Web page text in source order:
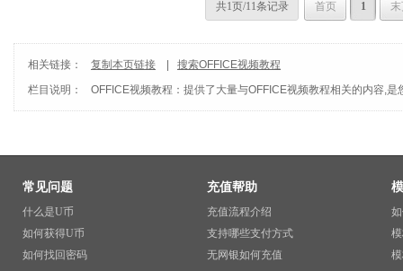
共1页/11条记录 首页 1 末
相关链接： 复制本页链接
搜索OFFICE视频教程
栏目说明：
OFFICE视频教程 ：提供了大量与OFFICE视频教程相关的内容,
常见问题
什么是U币
如何获得U币
如何找回密码
充值帮助
充值流程介绍
支持哪些支付方式
无网银如何充值